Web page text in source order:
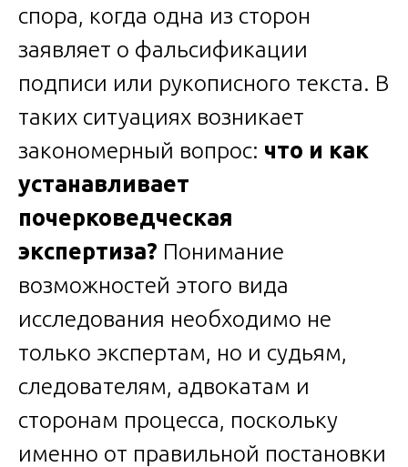
спора, когда одна из сторон
заявляет о фальсификации
подписи или рукописного текста. В
таких ситуациях возникает
закономерный вопрос: что и как
устанавливает
почерковедческая
экспертиза? Понимание
возможностей этого вида
исследования необходимо не
только экспертам, но и судьям,
следователям, адвокатам и
сторонам процесса, поскольку
именно от правильной постановки